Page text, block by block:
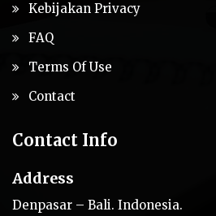
Kebijakan Privacy
FAQ
Terms Of Use
Contact
Contact Info
Address
Denpasar – Bali. Indonesia.